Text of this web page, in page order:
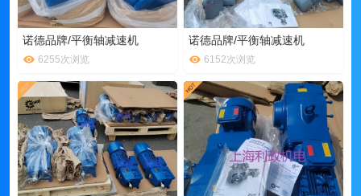
诺德品牌/平衡轴减速机
6255次浏览
诺德品牌/平衡轴减速机
6152次浏览